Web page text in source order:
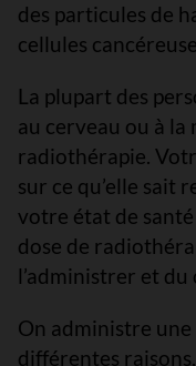
des particules de
cellules
La plupart des
au cerveau ou à
radiothérapie.
sur ce qu’elle sait
votre état de
dose de
l’administrer et
On administre
différentes